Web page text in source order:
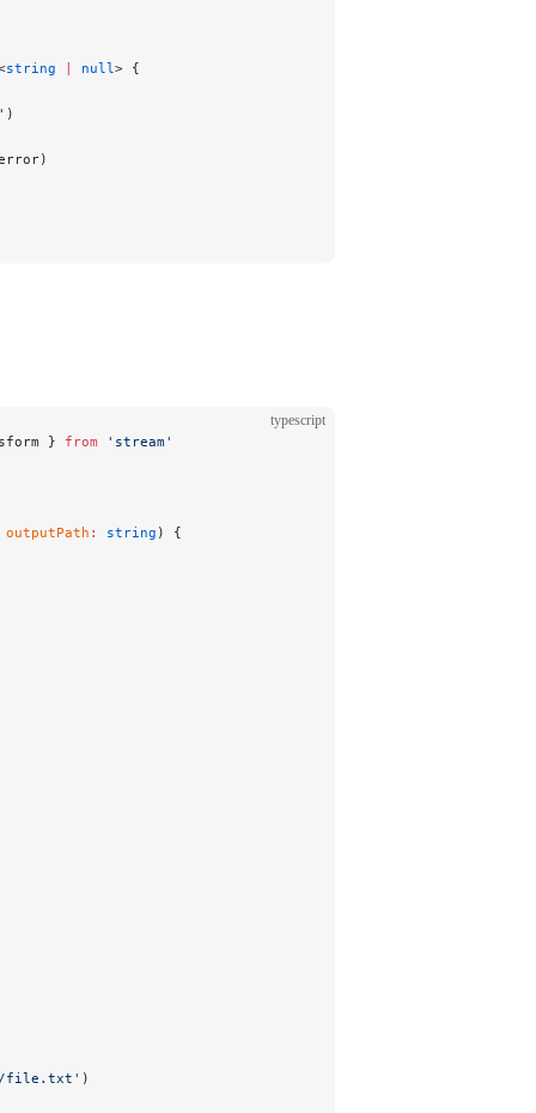
string | null> {
)
typescript
} from 'stream'
outputPath : string ) {
file.txt' )